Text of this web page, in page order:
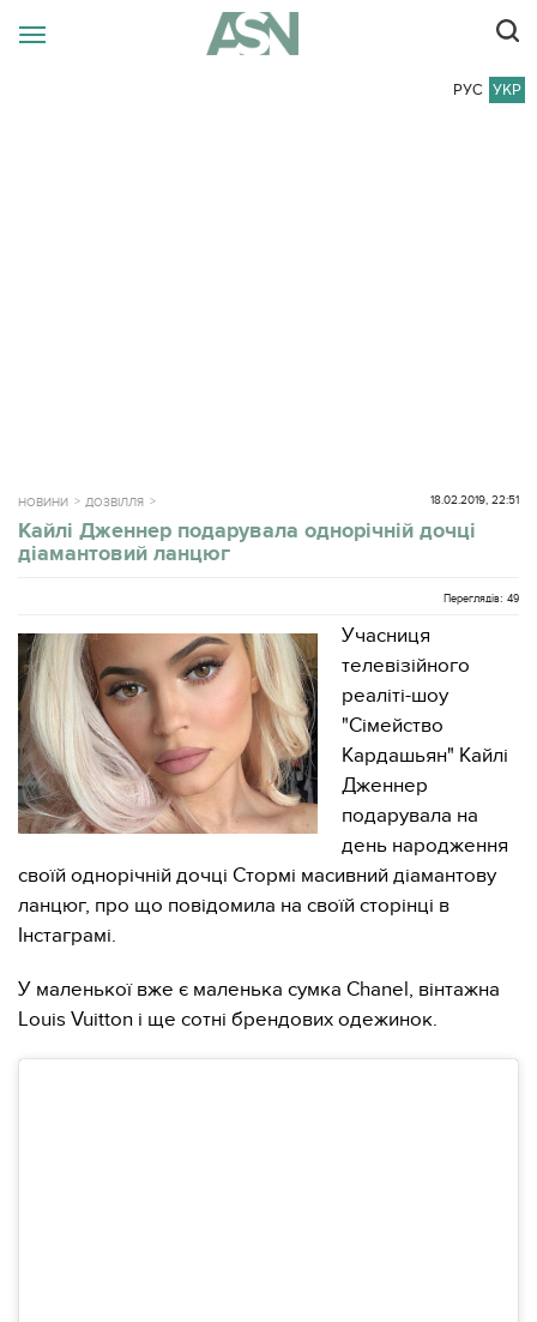
РУС УКР
НОВИНИ ДОЗВІЛЛЯ 18.02.2019, 22:51
Кайлі Дженнер подарувала однорічній дочці
діамантовий ланцюг
Переглядів: 49
Учасниця
телевізійного
реаліті-шоу
"Сімейство
Кардашьян" Кайлі
Дженнер
подарувала на
день народження
своїй однорічній дочці Стормі масивний діамантову
ланцюг, про що повідомила на своїй сторінці в
Інстаграмі.
У маленької вже є маленька сумка Chanel, вінтажна
Louis Vuitton і ще сотні брендових одежинок.